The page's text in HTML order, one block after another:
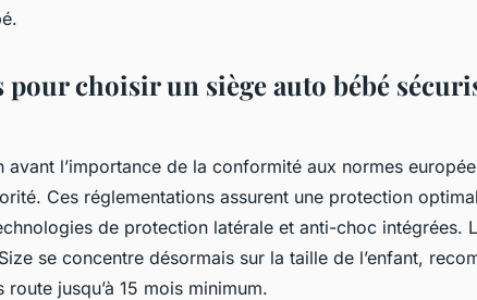
pour choisir un siège auto bébé
avant l’importance de la conformité aux normes
Ces réglementations assurent une protection
de protection latérale et anti-choc intégrées.
se concentre désormais sur la taille de l’enfant,
jusqu’à 15 mois minimum.